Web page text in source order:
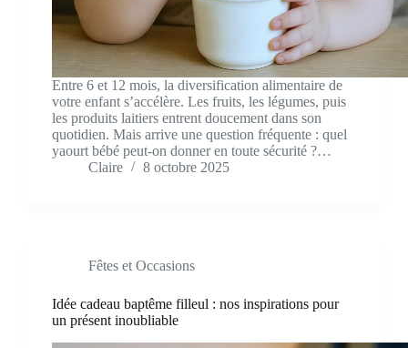
Entre 6 et 12 mois, la diversification alimentaire de
votre enfant s’accélère. Les fruits, les légumes, puis
les produits laitiers entrent doucement dans son
quotidien. Mais arrive une question fréquente : quel
yaourt bébé peut-on donner en toute sécurité ?…
Claire
8 octobre 2025
Fêtes et Occasions
Idée cadeau baptême filleul : nos inspirations pour
un présent inoubliable